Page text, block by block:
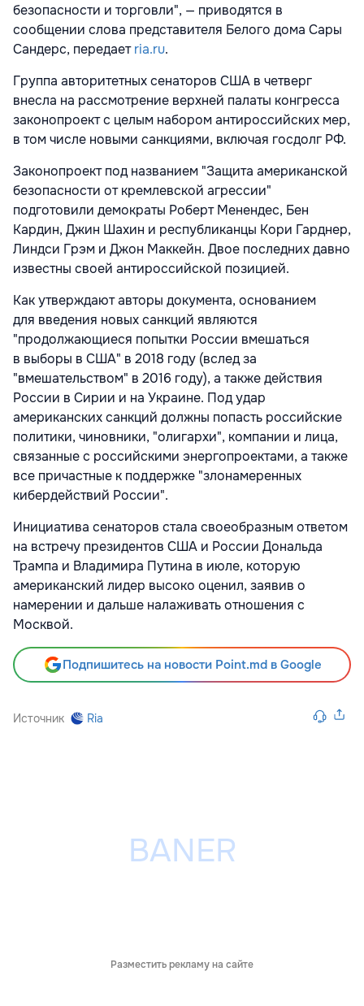
безопасности и торговли", — приводятся в
сообщении слова представителя Белого дома Сары
Сандерс, передаетria.ru.
Группа авторитетных сенаторов США в четверг
внесла на рассмотрение верхней палаты конгресса
законопроект с целым набором антироссийских мер,
в том числе новыми санкциями, включая госдолг РФ.
Законопроект под названием "Защита американской
безопасности от кремлевской агрессии"
подготовили демократы Роберт Менендес, Бен
Кардин, Джин Шахин и республиканцы Кори Гарднер,
Линдси Грэм и Джон Маккейн. Двое последних давно
известны своей антироссийской позицией.
Как утверждают авторы документа, основанием
для введения новых санкций являются
"продолжающиеся попытки России вмешаться
в выборы в США" в 2018 году (вслед за
"вмешательством" в 2016 году), а также действия
России в Сирии и на Украине. Под удар
американских санкций должны попасть российские
политики, чиновники, "олигархи", компании и лица,
связанные с российскими энергопроектами, а также
все причастные к поддержке "злонамеренных
кибердействий России".
Инициатива сенаторов стала своеобразным ответом
на встречу президентов США и России Дональда
Трампа и Владимира Путина в июле, которую
американский лидер высоко оценил, заявив о
намерении и дальше налаживать отношения с
Москвой.
Подпишитесь на новости Point.md в Google
Источник Ria
Разместить рекламу на сайте